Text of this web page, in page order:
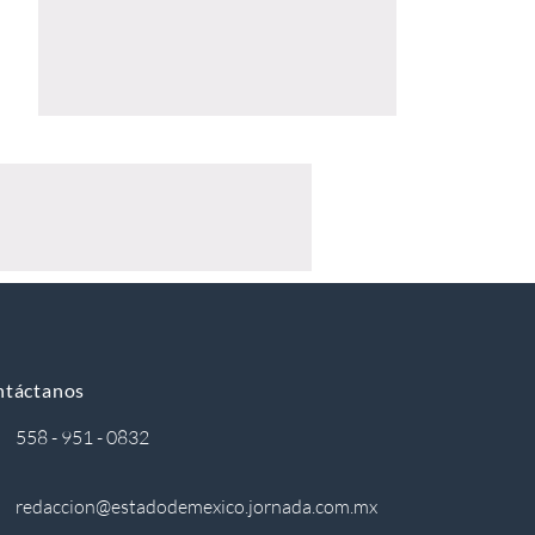
558 - 951 - 0832
redaccion@estadodemexico.jornada.com.mx